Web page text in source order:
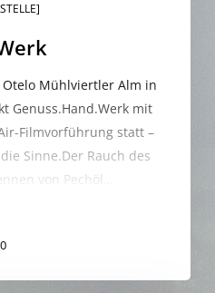
Mühlviertler Alm in
Genuss.Hand.Werk mit
Filmvorführung statt –
Sinne.Der Rauch des
von Pechöl…